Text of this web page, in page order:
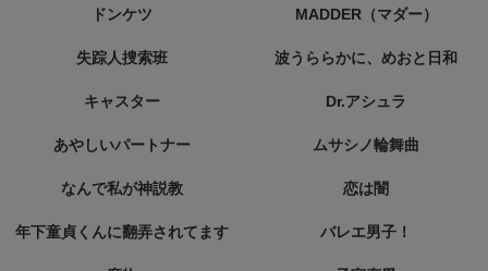
ドンケツ MADDER（マダー）
失踪人捜索班 波うららかに、めおと日和
キャスター Dr.アシュラ
あやしいパートナー ムサシノ輪舞曲
なんで私が神説教 恋は闇
年下童貞くんに翻弄されてます バレエ男子！